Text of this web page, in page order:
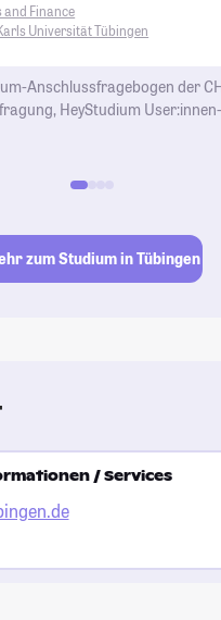
and Finance
Universität Tübingen
Anschlussfragebogen der
HeyStudium User:innen-
zum Studium in Tübingen
/ Services